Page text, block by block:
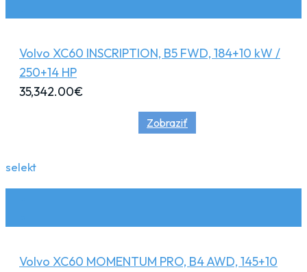
Volvo XC60 INSCRIPTION, B5 FWD, 184+10 kW /
250+14 HP
35,342.00€
Zobraziť
selekt
Volvo XC60 MOMENTUM PRO, B4 AWD, 145+10